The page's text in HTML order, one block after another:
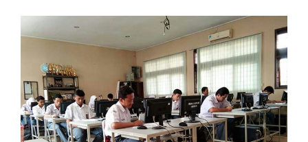
View
Larger
Image